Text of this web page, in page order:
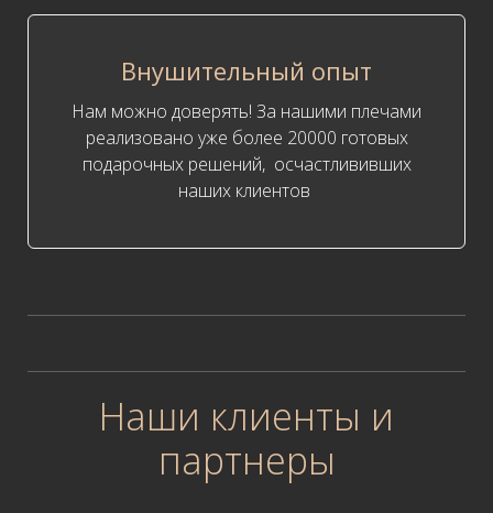
Внушительный опыт
Нам можно доверять! За нашими плечами
реализовано уже более 20000 готовых
подарочных решений, осчастлививших
наших клиентов
Наши клиенты и
партнеры